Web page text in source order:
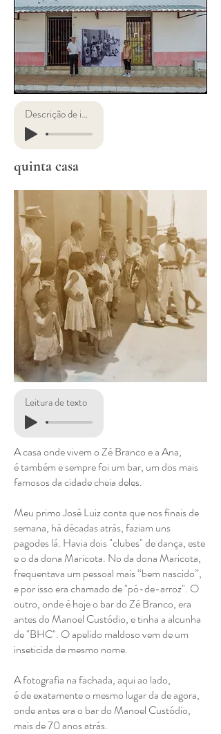
Descrição de imagens
quinta casa
Leitura de texto
A casa onde vivem o Zé Branco e a Ana,
é também e sempre foi um bar, um dos mais
famosos da cidade cheia deles.
Meu primo José Luiz conta que nos finais de
semana, há décadas atrás, faziam uns
pagodes lá. Havia dois "clubes" de dança, este
e o da dona Maricota. No da dona Maricota,
frequentava um pessoal mais “bem nascido”,
e por isso era chamado de "pó-de-arroz". O
outro, onde é hoje o bar do Zé Branco, era
antes do Manoel Custódio, e tinha a alcunha
de "BHC". O apelido maldoso vem de um
inseticida de mesmo nome.
A fotografia na fachada, aqui ao lado,
é de exatamente o mesmo lugar da de agora,
onde antes era o bar do Manoel Custódio,
mais de 70 anos atrás.